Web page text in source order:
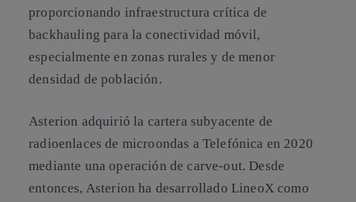
proporcionando infraestructura crítica de
backhauling para la conectividad móvil,
especialmente en zonas rurales y de menor
densidad de población.
Asterion adquirió la cartera subyacente de
radioenlaces de microondas a Telefónica en 2020
mediante una operación de carve-out. Desde
entonces, Asterion ha desarrollado LineoX como